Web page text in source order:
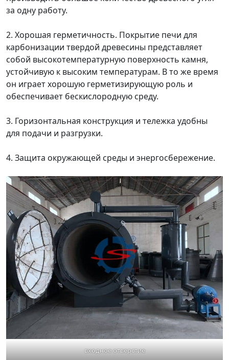
за одну работу.
2. Хорошая герметичность. Покрытие печи для
карбонизации твердой древесины представляет
собой высокотемпературную поверхность камня,
устойчивую к высоким температурам. В то же время
он играет хорошую герметизирующую роль и
обеспечивает бескислородную среду.
3. Горизонтальная конструкция и тележка удобны
для подачи и разгрузки.
4. Защита окружающей среды и энергосбережение.
входное отверстие